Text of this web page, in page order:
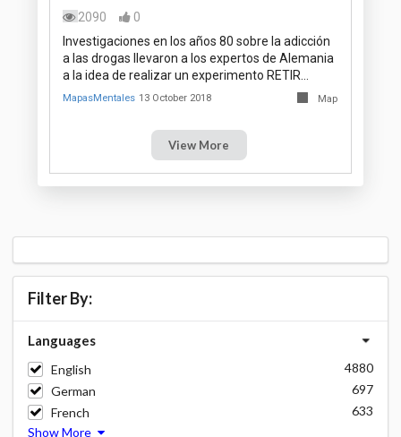
2090
0
Investigaciones en los años 80 sobre la adicción
a las drogas llevaron a los expertos de Alemania
a la idea de realizar un experimento RETIR…
MapasMentales 13 October 2018 Map
View More
Filter By:
Languages
English
4880
German
697
French
633
Show More